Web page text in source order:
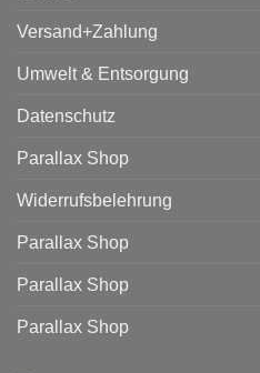
Versand+Zahlung
Umwelt & Entsorgung
Datenschutz
Parallax Shop
Widerrufsbelehrung
Parallax Shop
Parallax Shop
Parallax Shop